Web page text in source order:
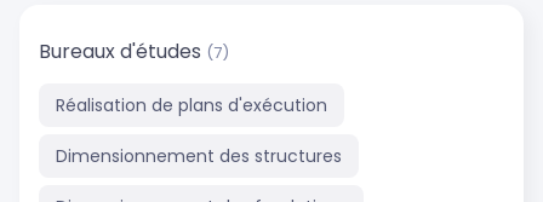
Bureaux d'études (7)
Réalisation de plans d'exécution
Dimensionnement des structures